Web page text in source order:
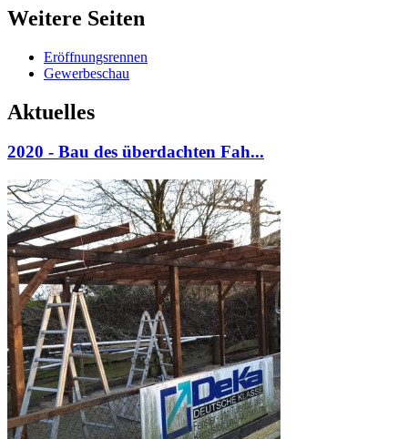
Weitere Seiten
Eröffnungsrennen
Gewerbeschau
Aktuelles
2020 - Bau des überdachten Fah...